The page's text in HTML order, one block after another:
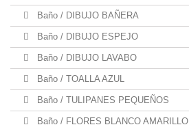
Baño / DIBUJO BAÑERA
Baño / DIBUJO ESPEJO
Baño / DIBUJO LAVABO
Baño / TOALLA AZUL
Baño / TULIPANES PEQUEÑOS
Baño / FLORES BLANCO AMARILLO